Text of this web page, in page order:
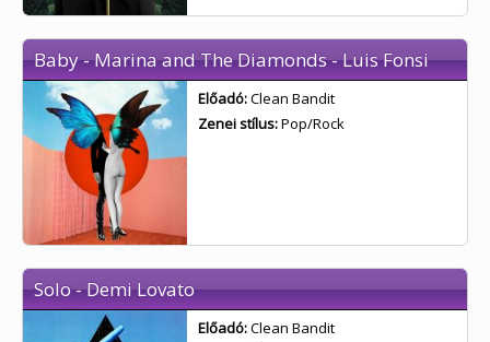
Baby - Marina and The Diamonds - Luis Fonsi
Előadó:Clean Bandit
Zenei stílus:Pop/Rock
Solo - Demi Lovato
Előadó:Clean Bandit